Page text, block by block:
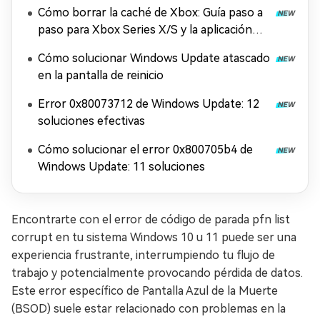
Cómo borrar la caché de Xbox: Guía paso a
paso para Xbox Series X/S y la aplicación
Cómo solucionar Windows Update atascado
en la pantalla de reinicio
Error 0x80073712 de Windows Update: 12
soluciones efectivas
Cómo solucionar el error 0x800705b4 de
Windows Update: 11 soluciones
Encontrarte con el error de código de parada pfn list
corrupt en tu sistema Windows 10 u 11 puede ser una
experiencia frustrante, interrumpiendo tu flujo de
trabajo y potencialmente provocando pérdida de datos.
Este error específico de Pantalla Azul de la Muerte
(BSOD) suele estar relacionado con problemas en la